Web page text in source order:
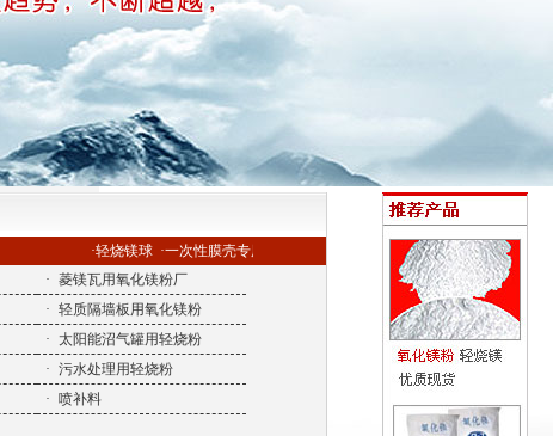
·轻烧镁球 ·一次性膜壳专用氧化镁
· 菱镁瓦用氧化镁粉厂
· 轻质隔墙板用氧化镁粉
· 太阳能沼气罐用轻烧粉
· 污水处理用轻烧粉
· 喷补料